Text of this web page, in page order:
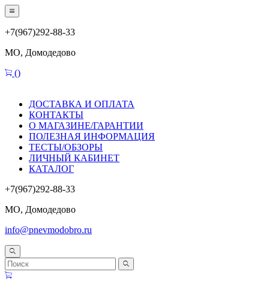
+7(967)292-88-33
МО, Домодедово
()
ДОСТАВКА И ОПЛАТА
КОНТАКТЫ
О МАГАЗИНЕ/ГАРАНТИИ
ПОЛЕЗНАЯ ИНФОРМАЦИЯ
ТЕСТЫ/ОБЗОРЫ
ЛИЧНЫЙ КАБИНЕТ
КАТАЛОГ
+7(967)292-88-33
МО, Домодедово
info@pnevmodobro.ru